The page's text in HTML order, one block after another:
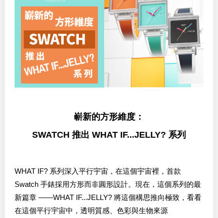
嶄新的方形維度：
SWATCH 推出 WHAT IF...JELLY? 系列
WHAT IF? 系列深入平行宇宙，在這個宇宙裡，首款
Swatch 手錶採用方形而非圓形設計。現在，這個系列的最
新篇章 ——WHAT IF...JELLY? 將這個構思推向極致，看看
在這個平行宇宙中，透明質感、色彩與生物來源